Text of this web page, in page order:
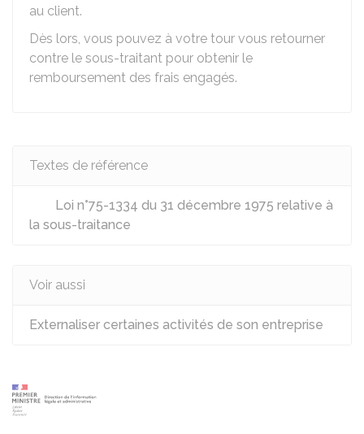
au client.
Dès lors, vous pouvez à votre tour vous retourner
contre le sous-traitant pour obtenir le
remboursement des frais engagés.
Textes de référence
Loi n°75-1334 du 31 décembre 1975 relative à
la sous-traitance
Voir aussi
Externaliser certaines activités de son entreprise